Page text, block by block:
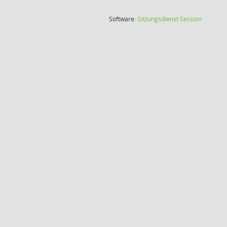
Software:SitzungsdienstSession(Wird in